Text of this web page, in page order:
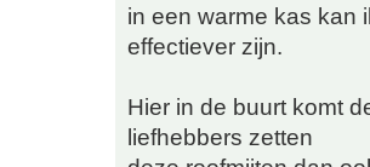
in een warme kas kan
effectiever zijn.
Hier in de buurt komt
liefhebbers zetten